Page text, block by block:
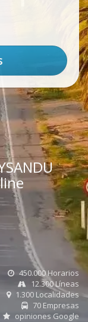
450.000 Horarios
12.300 Líneas
1.300 Localidades
70 Empresas
opiniones Google